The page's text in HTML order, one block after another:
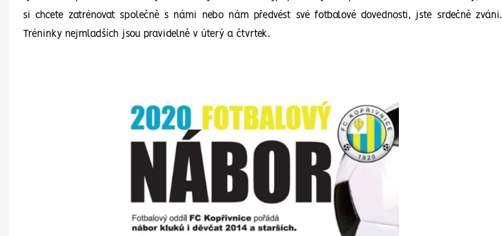
si chcete zatrénovat společně s námi nebo nám předvést své fotbalové dovednosti, jste srdečně zváni.
Tréninky nejmladších jsou pravidelně v úterý a čtvrtek.